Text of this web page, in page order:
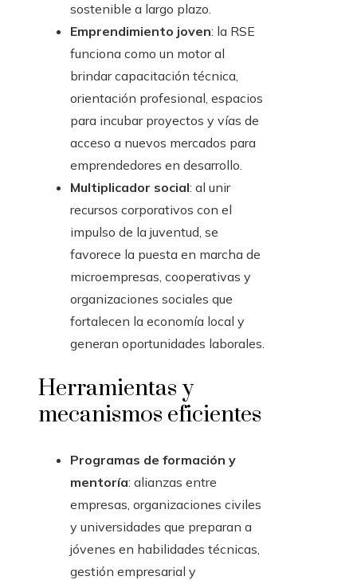
sostenible a largo plazo.
Emprendimiento joven: la RSE
funciona como un motor al
brindar capacitación técnica,
orientación profesional, espacios
para incubar proyectos y vías de
acceso a nuevos mercados para
emprendedores en desarrollo.
Multiplicador social: al unir
recursos corporativos con el
impulso de la juventud, se
favorece la puesta en marcha de
microempresas, cooperativas y
organizaciones sociales que
fortalecen la economía local y
generan oportunidades laborales.
Herramientas y
mecanismos eficientes
Programas de formación y
mentoría: alianzas entre
empresas, organizaciones civiles
y universidades que preparan a
jóvenes en habilidades técnicas,
gestión empresarial y